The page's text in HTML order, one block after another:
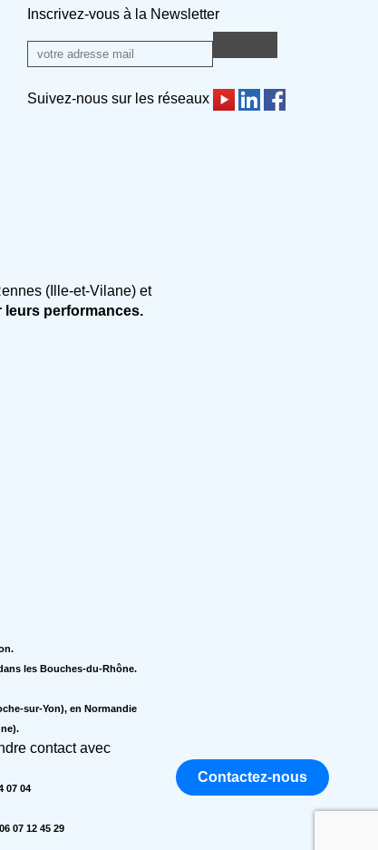
Inscrivez-vous à la Newsletter
Suivez-nous sur les réseaux
(Ille-et-Vilane) et
leurs performances.
les Bouches-du-Rhône.
sur-Yon), en Normandie
contact avec
07 04
07 12 45 29
Contactez-nous